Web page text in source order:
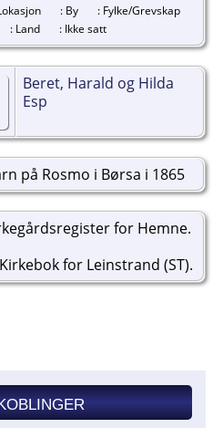
: By
: Fylke/Grevskap
: Land : Ikke satt
Beret, Harald og Hilda
Esp
på Rosmo i Børsa i 1865
for Hemne.
for Leinstrand (ST).